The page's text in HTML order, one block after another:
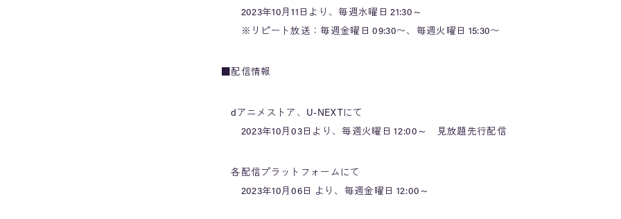
2023年10月11日より、毎週水曜日 21:30～
※リピート放送：毎週金曜日 09:30〜、毎週火曜日 15:30〜
■配信情報
dアニメストア、U-NEXTにて
2023年10月03日より、毎週火曜日 12:00～ 見放題先行配信
各配信プラットフォームにて
2023年10月06日 より、毎週金曜日 12:00～